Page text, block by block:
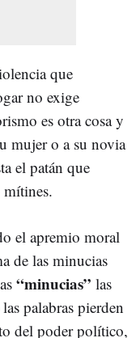
que
no exige
es otra cosa y
mujer o a su novia
el patán que
mítines.
el apremio moral
de las minucias
“minucias” las
palabras pierden
del poder político,